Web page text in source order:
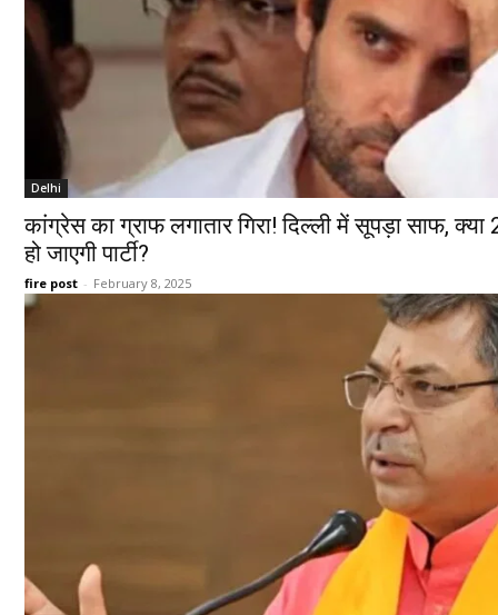
Delhi
कांग्रेस का ग्राफ लगातार गिरा! दिल्ली में सूपड़ा साफ,
हो जाएगी पार्टी?
fire post - February 8, 2025